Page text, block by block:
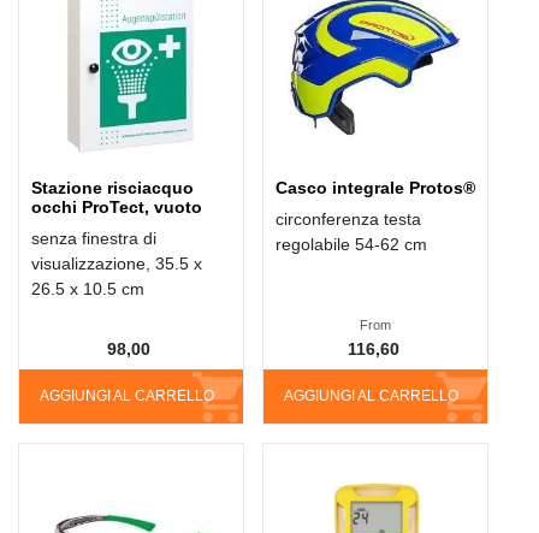
Stazione risciacquo
occhi ProTect, vuoto
senza finestra di
visualizzazione, 35.5 x
26.5 x 10.5 cm
AGGIUNGI AL CARRELLO
98,00
Casco integrale Protos®
circonferenza testa
regolabile 54-62 cm
AGGIUNGI AL CARRELLO
From
116,60